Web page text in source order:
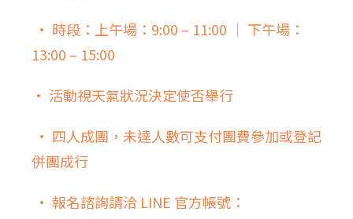
• 時段： 上午場：9:00 – 11:00 ｜ 下午場：
13:00 – 15:00
• 活動視天氣狀況決定使否舉行
• 四人成團，未達人數可支付團費參加或登記
併團成行
• 報名諮詢請洽 LINE 官方帳號：